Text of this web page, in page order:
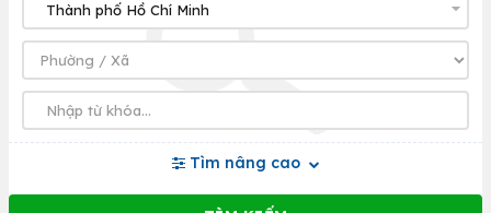
Tìm nâng cao